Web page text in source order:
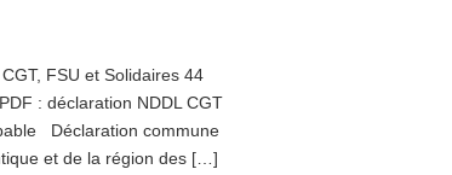
FSU et Solidaires 44
: déclaration NDDL CGT
Déclaration commune
et de la région des […]